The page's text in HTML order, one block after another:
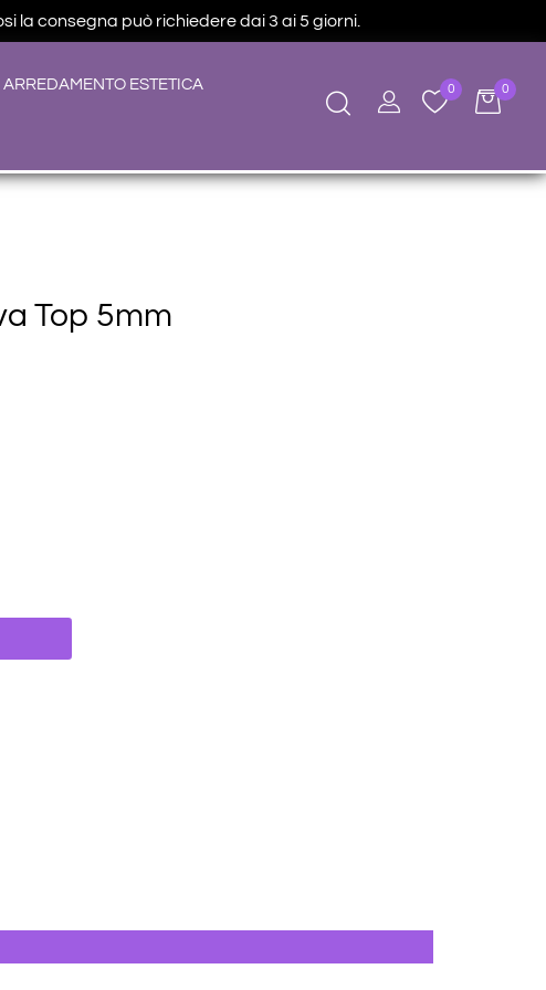
la consegna può richiedere dai 3 ai 5 giorni.
ARREDAMENTO ESTETICA 0 0
Top 5mm